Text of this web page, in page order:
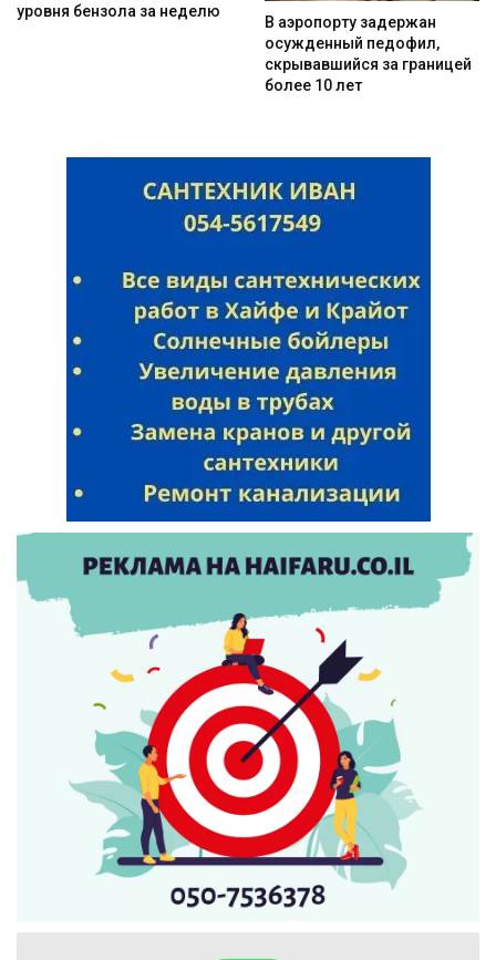
уровня бензола за неделю
В аэропорту задержан
осужденный педофил,
скрывавшийся за границей
более 10 лет